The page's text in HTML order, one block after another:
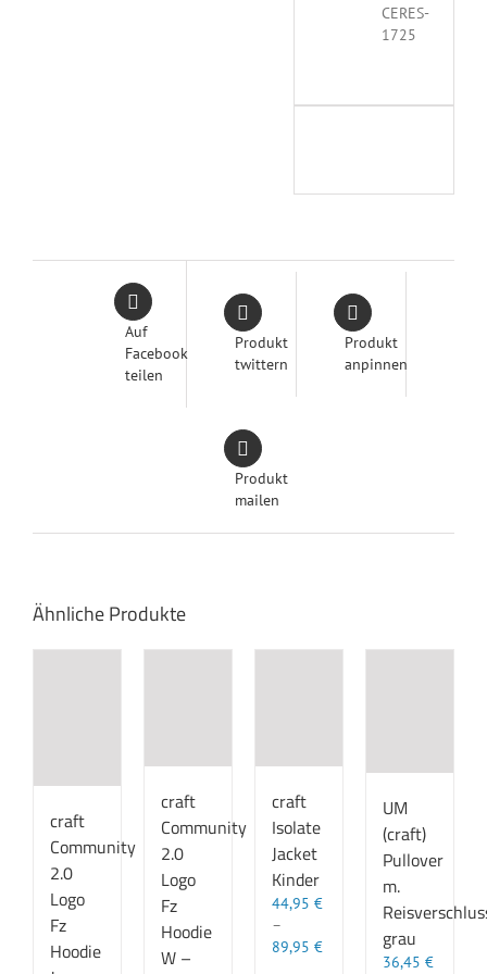
CERES-
1725
Auf
Facebook
teilen
Produkt
twittern
Produkt
anpinnen
Produkt
mailen
Ähnliche Produkte
craft
Community
2.0
Logo
Fz
Hoodie
craft
Community
2.0
Logo
Fz
Hoodie
W –
craft
Isolate
Jacket
Kinder
44,95 €
–
89,95 €
UM
(craft)
Pullover
m.
grau
36,45 €